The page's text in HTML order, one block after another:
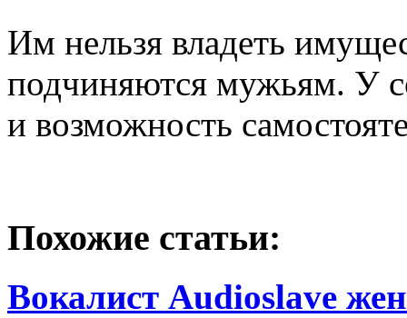
Им нельзя владеть
подчиняются мужьям. У
и возможность
Похожие статьи:
Вокалист Audioslave